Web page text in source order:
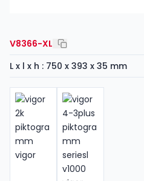
V8366-XL
L x l x h : 750 x 393 x 35 mm